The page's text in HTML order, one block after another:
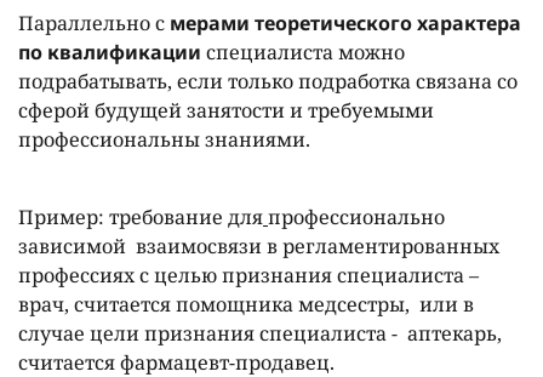
Параллельно с мерами теоретического характера
по квалификации специалиста можно
подрабатывать, если только подработка связана со
сферой будущей занятости и требуемыми
профессиональны знаниями.
Пример: требование дляпрофессионально
зависимой взаимосвязи в регламентированных
профессиях с целью признания специалиста –
врач, считается помощника медсестры, или в
случае цели признания специалиста - аптекарь,
считается фармацевт-продавец.